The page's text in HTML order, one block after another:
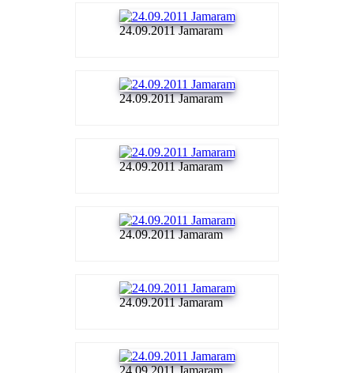
24.09.2011 Jamaram
24.09.2011 Jamaram
24.09.2011 Jamaram
24.09.2011 Jamaram
24.09.2011 Jamaram
24.09.2011 Jamaram